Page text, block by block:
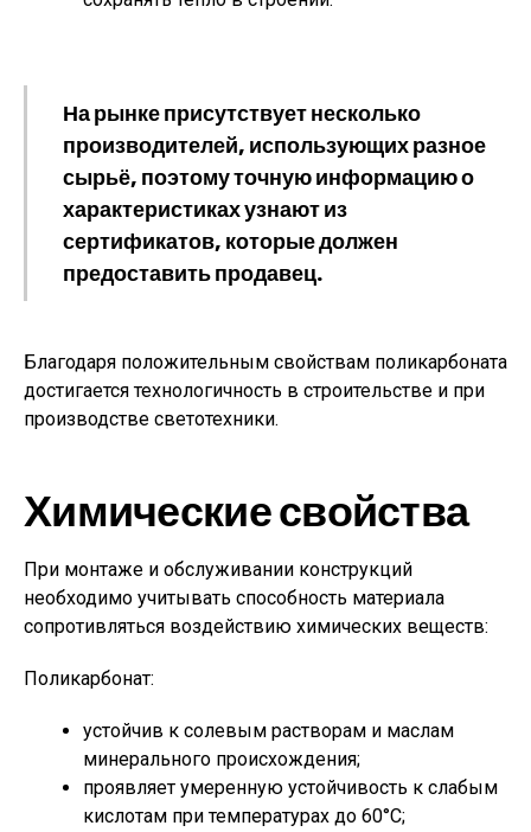
На рынке присутствует несколько
производителей, использующих разное
сырьё, поэтому точную информацию о
характеристиках узнают из
сертификатов, которые должен
предоставить продавец.
Благодаря положительным свойствам поликарбоната
достигается технологичность в строительстве и при
производстве светотехники.
Химические свойства
При монтаже и обслуживании конструкций
необходимо учитывать способность материала
сопротивляться воздействию химических веществ:
Поликарбонат:
устойчив к солевым растворам и маслам
минерального происхождения;
проявляет умеренную устойчивость к слабым
кислотам при температурах до 60°С;